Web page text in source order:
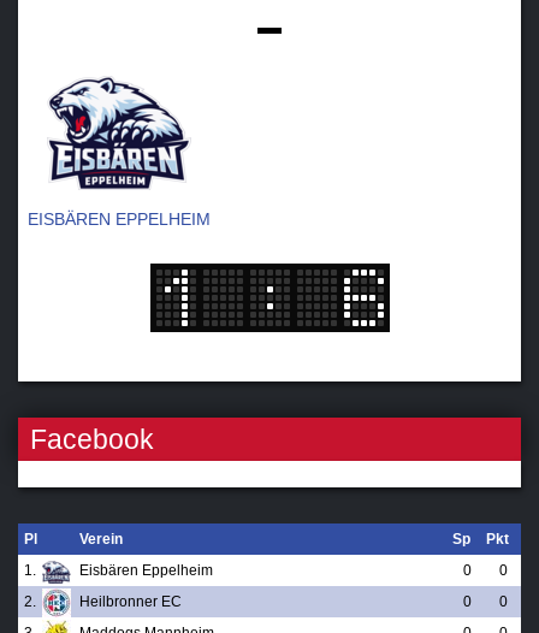
-
EISBÄREN EPPELHEIM
Facebook
Pl Verein Sp
Pkt
1.
Eisbären Eppelheim 0
0
2.
Heilbronner EC 0
0